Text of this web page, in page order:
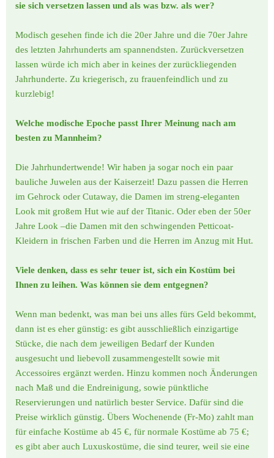
sie sich versetzen lassen und als was bzw. als wer?
Modisch gesehen finde ich die 20er Jahre und die 70er Jahre
des letzten Jahrhunderts am spannendsten. Zurückversetzen
lassen würde ich mich aber in keines der zurückliegenden
Jahrhunderte. Zu kriegerisch, zu frauenfeindlich und zu
kurzlebig!
Welche modische Epoche passt Ihrer Meinung nach am
besten zu Mannheim?
Die Jahrhundertwende! Wir haben ja sogar noch ein paar
bauliche Juwelen aus der Kaiserzeit! Dazu passen die Herren
im Gehrock oder Cutaway, die Damen im streng-eleganten
Look mit großem Hut wie auf der Titanic. Oder eben der 50er
Jahre Look –die Damen mit den schwingenden Petticoat-
Kleidern in frischen Farben und die Herren im Anzug mit Hut.
Viele denken, dass es sehr teuer ist, sich ein Kostüm bei
Ihnen zu leihen. Was können sie dem entgegnen?
Wenn man bedenkt, was man bei uns alles fürs Geld bekommt,
dann ist es eher günstig: es gibt ausschließlich einzigartige
Stücke, die nach dem jeweiligen Bedarf der Kunden
ausgesucht und liebevoll zusammengestellt sowie mit
Accessoires ergänzt werden. Hinzu kommen noch Änderungen
nach Maß und die Endreinigung, sowie pünktliche
Reservierungen und natürlich bester Service. Dafür sind die
Preise wirklich günstig. Übers Wochenende (Fr-Mo) zahlt man
für einfache Kostüme ab 45 €, für normale Kostüme ab 75 €;
es gibt aber auch Luxuskostüme, die sind teurer, weil sie eine